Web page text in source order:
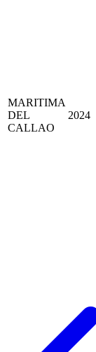
MARITIMA
DEL
CALLAO
2024